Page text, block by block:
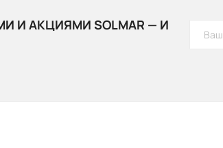
И АКЦИЯМИ SOLMAR — И